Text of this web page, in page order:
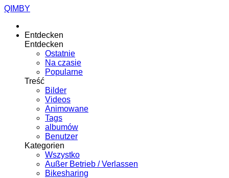
QIMBY
Entdecken
Entdecken
Ostatnie
Na czasie
Popularne
Treść
Bilder
Videos
Animowane
Tags
albumów
Benutzer
Kategorien
Wszystko
Außer Betrieb / Verlassen
Bikesharing